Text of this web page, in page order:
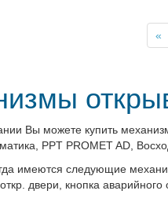
«
Вы можете купить
PPT PROMET AD,
имеются следующие
двери , кнопка